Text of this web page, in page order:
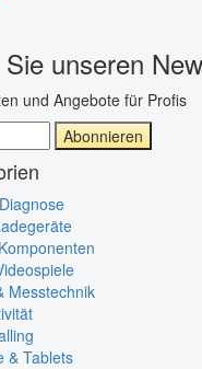
unseren
und Angebote für Profis
Abonnieren
Messtechnik
& Tablets